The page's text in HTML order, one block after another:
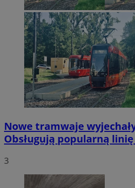
Nowe tramwaje
Obsługują popularną
3